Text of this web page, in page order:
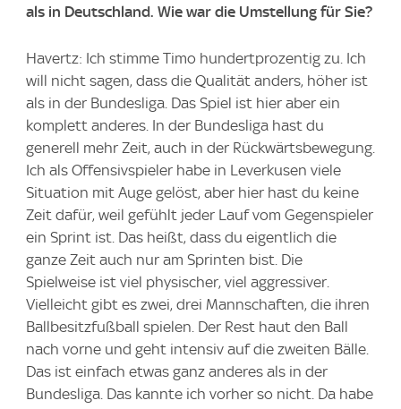
als in Deutschland. Wie war die Umstellung für Sie?
Havertz: Ich stimme Timo hundertprozentig zu. Ich
will nicht sagen, dass die Qualität anders, höher ist
als in der Bundesliga. Das Spiel ist hier aber ein
komplett anderes. In der Bundesliga hast du
generell mehr Zeit, auch in der Rückwärtsbewegung.
Ich als Offensivspieler habe in Leverkusen viele
Situation mit Auge gelöst, aber hier hast du keine
Zeit dafür, weil gefühlt jeder Lauf vom Gegenspieler
ein Sprint ist. Das heißt, dass du eigentlich die
ganze Zeit auch nur am Sprinten bist. Die
Spielweise ist viel physischer, viel aggressiver.
Vielleicht gibt es zwei, drei Mannschaften, die ihren
Ballbesitzfußball spielen. Der Rest haut den Ball
nach vorne und geht intensiv auf die zweiten Bälle.
Das ist einfach etwas ganz anderes als in der
Bundesliga. Das kannte ich vorher so nicht. Da habe